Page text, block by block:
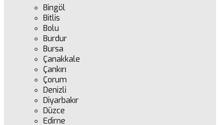
Bingöl
Bitlis
Bolu
Burdur
Bursa
Çanakkale
Çankırı
Çorum
Denizli
Diyarbakır
Düzce
Edirne